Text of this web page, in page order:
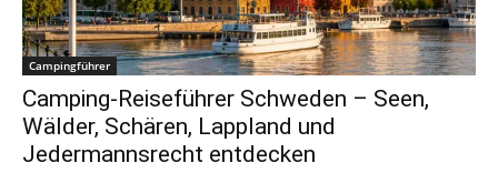
Campingführer
Camping-Reiseführer Schweden – Seen,
Wälder, Schären, Lappland und
Jedermannsrecht entdecken